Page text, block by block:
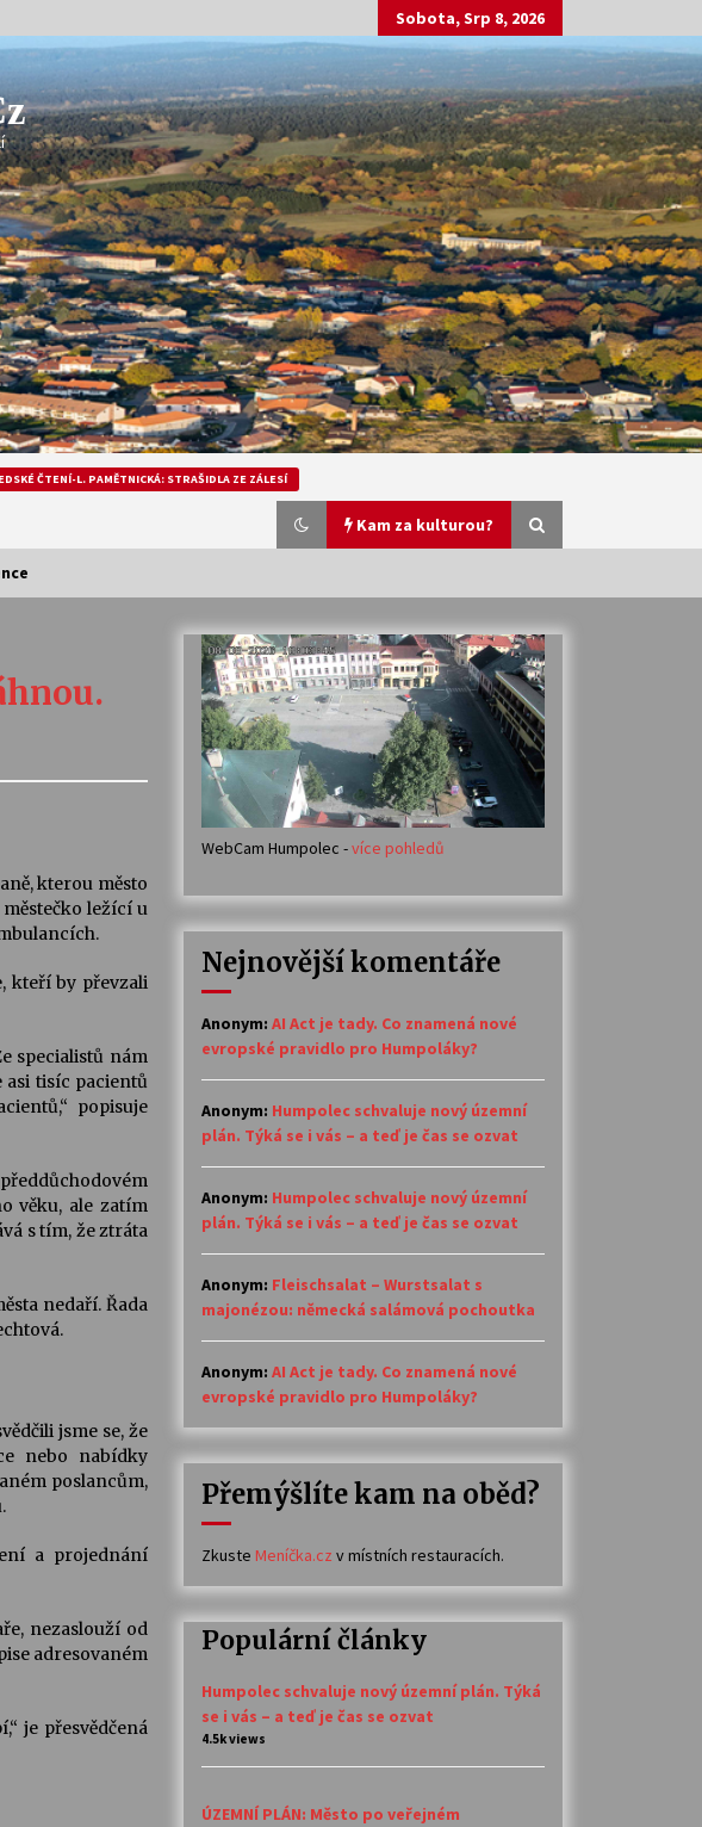
Sobota, Srp 8, 2026
ČTENÍ-L. PAMĚTNICKÁ: STRAŠIDLA ZE ZÁLESÍ
Kam za kulturou?
Veselí muzikanti
30. 7. 2026
Votavžatský ploty
23. 7. 2026
14. 7. 2026
Novenka v
30. 6. 2026
kterou město
ležící u
kteří by převzali
specialistů nám
asi tisíc pacientů
popisuje
věku, ale zatím
s tím, že ztráta
nedaří. Řada
jsme se, že
nebo nabídky
poslancům,
a projednání
nezaslouží od
adresovaném
je přesvědčená
WebCam Humpolec -více pohledů
Nejnovější komentáře
Anonym: AI Act je tady. Co znamená nové
evropské pravidlo pro Humpoláky?
Anonym: Humpolec schvaluje nový územní
plán. Týká se i vás – a teď je čas se ozvat
Anonym: Humpolec schvaluje nový územní
plán. Týká se i vás – a teď je čas se ozvat
Anonym: Fleischsalat – Wurstsalat s
majonézou: německá salámová pochoutka
Anonym: AI Act je tady. Co znamená nové
evropské pravidlo pro Humpoláky?
Přemýšlíte kam na oběd?
Zkuste Meníčka.cz v místních restauracích.
Populární články
Humpolec schvaluje nový územní plán. Týká
se i vás – a teď je čas se ozvat
4.5k views
ÚZEMNÍ PLÁN: Město po veřejném